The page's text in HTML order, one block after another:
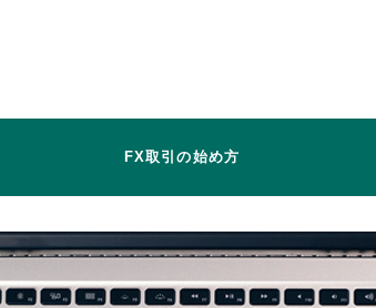
FX取引の始め方